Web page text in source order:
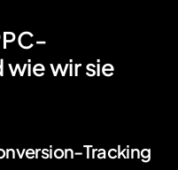
wir sie
Tracking